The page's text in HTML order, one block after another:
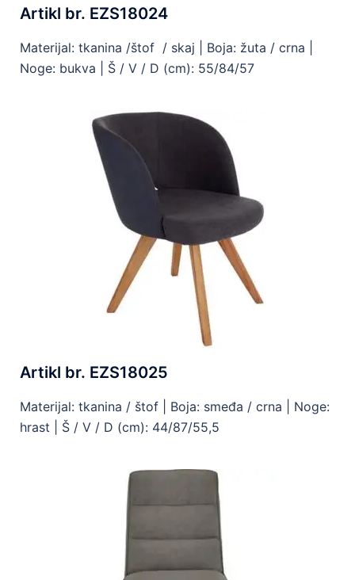
Artikl br. EZS18024
Materijal: tkanina /štof / skaj | Boja: žuta / crna |
Noge: bukva | Š / V / D (cm): 55/84/57
Artikl br. EZS18025
Materijal: tkanina / štof | Boja: smeđa / crna | Noge:
hrast | Š / V / D (cm): 44/87/55,5